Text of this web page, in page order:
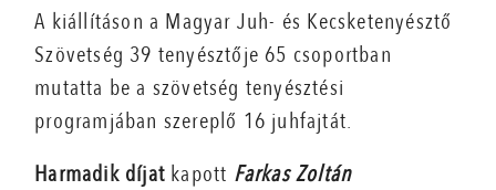
A kiállításon a Magyar Juh- és Kecsketenyésztő
Szövetség 39 tenyésztője 65 csoportban
mutatta be a szövetség tenyésztési
programjában szereplő 16 juhfajtát.
Harmadik díjat kapott Farkas Zoltán